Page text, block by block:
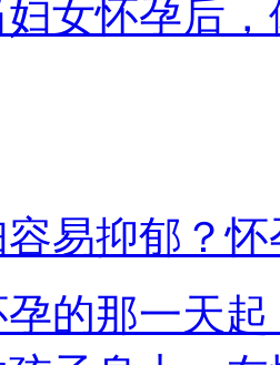
女怀孕后，
易抑郁？
孕的那一天